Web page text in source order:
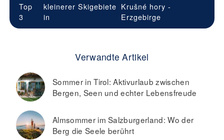
Top
3
kleinerer Skigebiete
in
Krušné hory -
Erzgebirge
Verwandte Artikel
Sommer in Tirol: Aktivurlaub zwischen
Bergen, Seen und echter Lebensfreude
Almsommer im Salzburgerland: Wo der
Berg die Seele berührt